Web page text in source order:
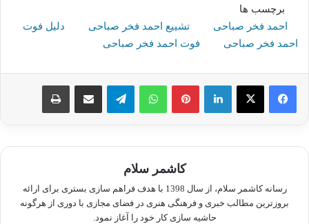
برچسب ها
احمد فخر صباحی
تشییع احمد فخر صباحی
دلیل فوت
احمد فخر صباحی
فوت احمد فخر صباحی
لینکدین پینترستواتس آپ تلگرام اشتراک گذاری از طریق ایمیل چاپ
کاشمر سلام
رسانه کاشمر سلام، از سال 1398 با هدف فراهم سازی بستری برای ارائه
بروزترین مطالب خبری و فرهنگی هنری در فضای مجازی با دوری از هرگونه
حاشیه سازی کار خود را آغاز نمود.